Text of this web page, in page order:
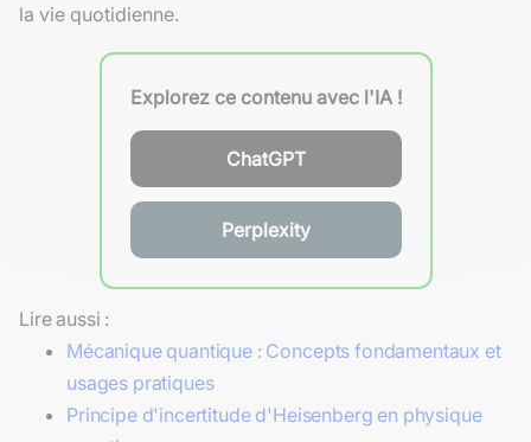
la vie quotidienne.
Explorez ce contenu avec l'IA !
ChatGPT
Perplexity
Lire aussi :
Mécanique quantique : Concepts fondamentaux et
usages pratiques
Principe d'incertitude d'Heisenberg en physique